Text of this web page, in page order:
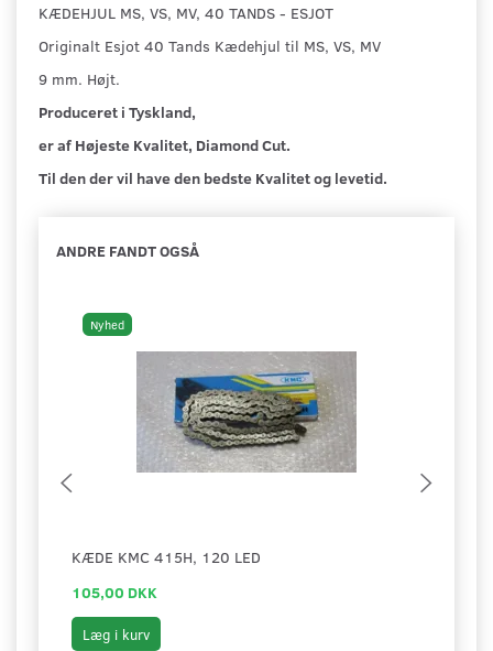
KÆDEHJUL MS, VS, MV, 40 TANDS - ESJOT
Originalt Esjot 40 Tands Kædehjul til MS, VS, MV
9 mm. Højt.
Produceret i Tyskland,
er af Højeste Kvalitet, Diamond Cut.
Til den der vil have den bedste Kvalitet og levetid.
ANDRE FANDT OGSÅ
Nyhed
KÆDE KMC 415H, 120 LED
105,00 DKK
Læg i kurv